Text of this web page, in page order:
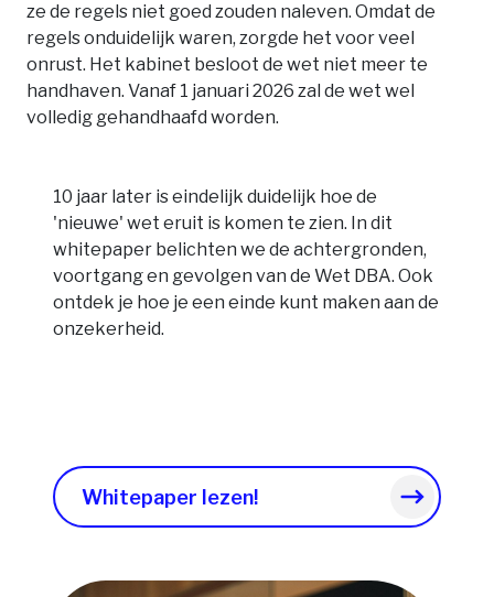
ze de regels niet goed zouden naleven. Omdat de
regels onduidelijk waren, zorgde het voor veel
onrust. Het kabinet besloot de wet niet meer te
handhaven. Vanaf 1 januari 2026 zal de wet wel
volledig gehandhaafd worden.
10 jaar later is eindelijk duidelijk hoe de
'nieuwe' wet eruit is komen te zien. In dit
whitepaper belichten we de achtergronden,
voortgang en gevolgen van de Wet DBA. Ook
ontdek je hoe je een einde kunt maken aan de
onzekerheid.
Whitepaper lezen!